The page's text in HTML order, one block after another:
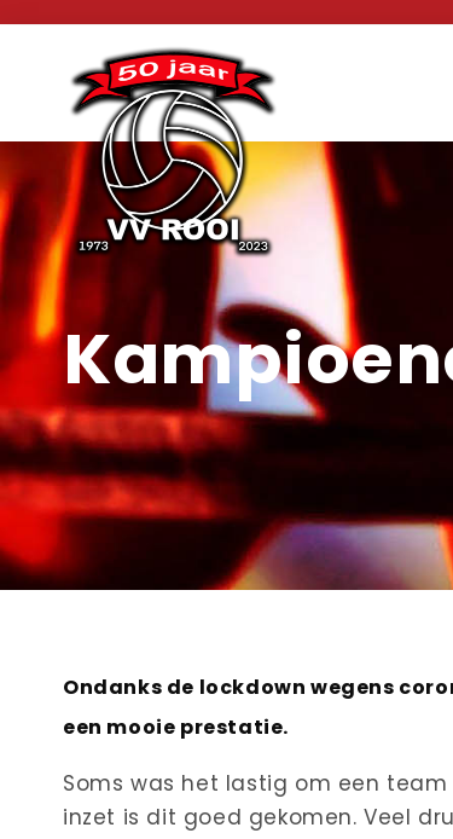
Ondanks de lockdown wegens
een mooie prestatie.
Soms was het lastig om een
inzet is dit goed gekomen. Veel